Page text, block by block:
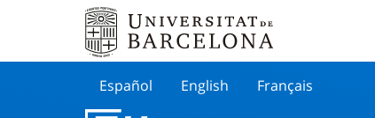
Español English Français